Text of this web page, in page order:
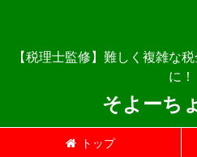
【税理士監修】難しく複雑な
に！
そよーち
トップ